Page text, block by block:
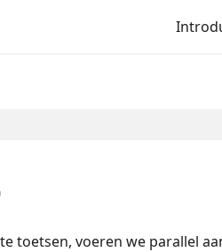
toetsen, voeren we parallel